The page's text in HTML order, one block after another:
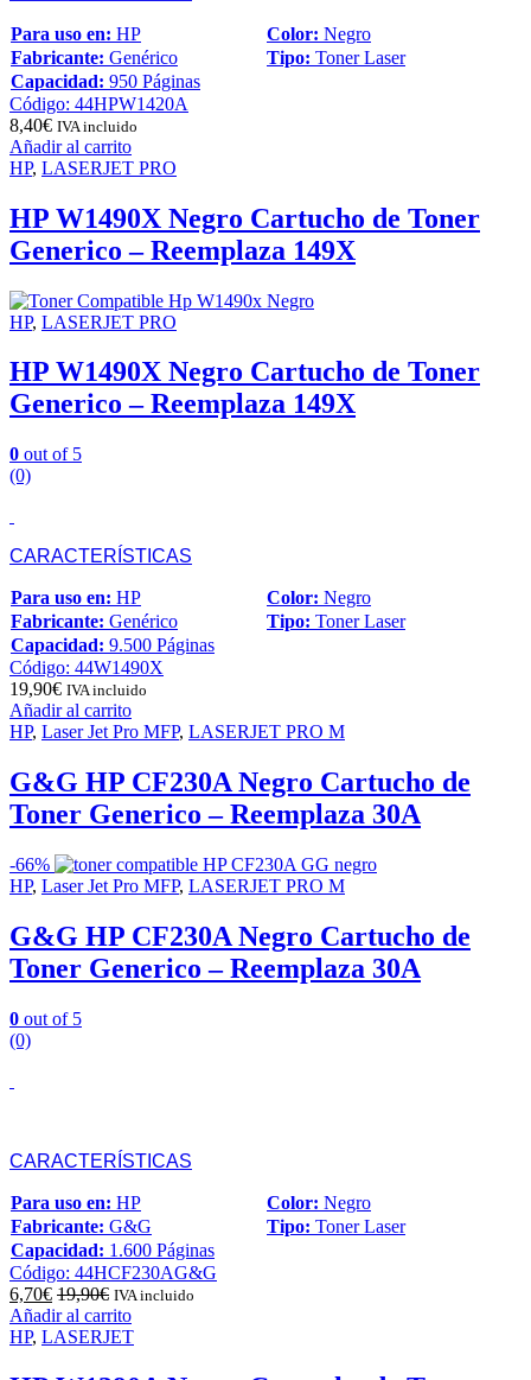
Para uso en: HP Color: Negro
Fabricante: Genérico Tipo: Toner Laser
Capacidad: 950 Páginas
Código: 44HPW1420A
8,40€ IVA incluido
Añadir al carrito
HP, LASERJET PRO
HP W1490X Negro Cartucho de Toner
Generico – Reemplaza 149X
HP, LASERJET PRO
HP W1490X Negro Cartucho de Toner
Generico – Reemplaza 149X
0 out of 5
(0)
CARACTERÍSTICAS
Para uso en: HP Color: Negro
Fabricante: Genérico Tipo: Toner Laser
Capacidad: 9.500 Páginas
Código: 44W1490X
19,90€ IVA incluido
Añadir al carrito
HP, Laser Jet Pro MFP, LASERJET PRO M
G&G HP CF230A Negro Cartucho de
Toner Generico – Reemplaza 30A
-66%
HP, Laser Jet Pro MFP, LASERJET PRO M
G&G HP CF230A Negro Cartucho de
Toner Generico – Reemplaza 30A
0 out of 5
(0)
CARACTERÍSTICAS
Para uso en: HP Color: Negro
Fabricante: G&G Tipo: Toner Laser
Capacidad: 1.600 Páginas
Código: 44HCF230AG&G
6,70€ 19,90€ IVA incluido
Añadir al carrito
HP, LASERJET